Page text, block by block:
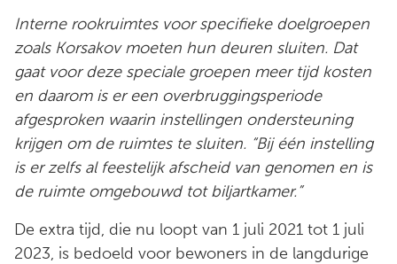
Interne rookruimtes voor specifieke doelgroepen
zoals Korsakov moeten hun deuren sluiten. Dat
gaat voor deze speciale groepen meer tijd kosten
en daarom is er een overbruggingsperiode
afgesproken waarin instellingen ondersteuning
krijgen om de ruimtes te sluiten. “Bij één instelling
is er zelfs al feestelijk afscheid van genomen en is
de ruimte omgebouwd tot biljartkamer.”
De extra tijd, die nu loopt van 1 juli 2021 tot 1 juli
2023, is bedoeld voor bewoners in de langdurige